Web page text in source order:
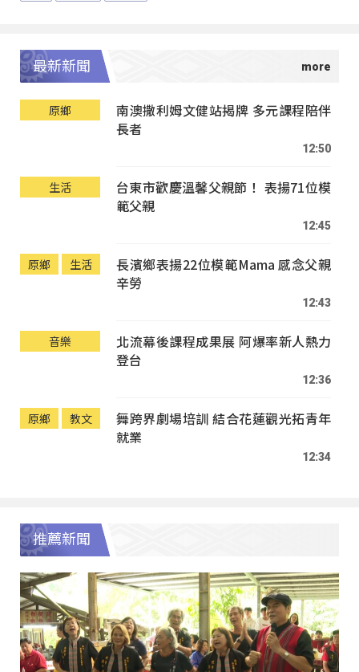
最新新聞
原鄉
南澳撒利姆文健站揭牌 多元課程陪伴
長者
12:50
生活
台東市歡慶溫馨父親節！ 表揚71位模
範父親
12:45
原鄉 生活
長濱鄉表揚22位模範Mama 感念父親
辛勞
12:43
音樂
北流幕後課程成果展 阿爆率新人熱力
登台
12:36
原鄉 教文
舞跨界劇場培訓 結合花蓮觀光拓青年
就業
12:34
推薦新聞